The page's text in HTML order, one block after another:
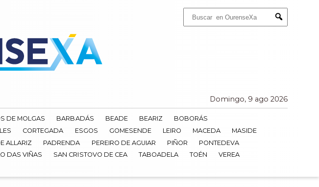
Submit
Domingo, 9 ago 2026
DE MOLGAS BARBADÁS BEADE BEARIZ
BOBORÁS
CORTEGADA ESGOS GOMESENDE LEIRO MACEDA
MASIDE
ALLARIZ PADRENDA PEREIRO DE AGUIAR PIÑOR
PONTEDEVA
DAS VIÑAS SAN CRISTOVO DE CEA TABOADELA TOÉN
VEREA